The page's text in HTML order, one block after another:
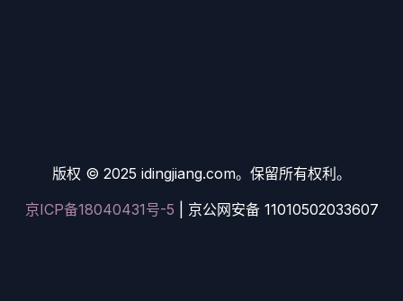
版权 © 2025 idingjiang.com。保留所有权利。
京ICP备18040431号-5 | 京公网安备 11010502033607